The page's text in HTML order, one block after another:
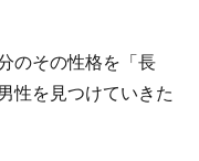
のその性格を「長
性を見つけていきた